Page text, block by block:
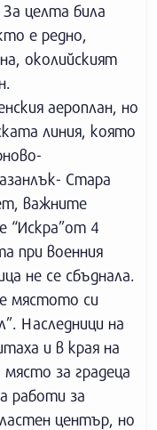
целта била
е редно,
околийският
аероплан, но
линия, която
Стара
важните
“Искра”от 4
при военния
не се сбъднала.
мястото си
Наследници на
и в края на
за градеца
работи за
център, но